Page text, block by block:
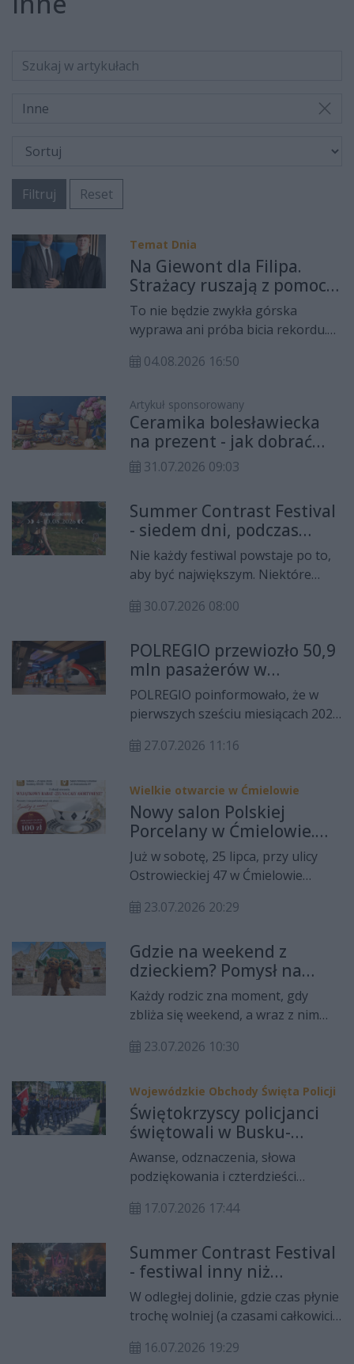
Inne
Filtruj Reset
Temat Dnia
Na Giewont dla Filipa.
Strażacy ruszają z pomocą
13-letniemu druhowi
To nie będzie zwykła górska
wyprawa ani próba bicia rekordu.
Grzegorzowice chce wejść na
umundurowaniu, aby nagłośnić
zbiórkę dla 13-letniego Filipa
Kończaka z Młodzieżowej Drużyny
Pożarniczej OSP Włochy. O
„Temacie Dnia” z jej pomysłodawcą
oraz Grzegorzem Sochą,
wicemarszałkiem województwa
świętokrzyskiego.
04.08.2026 16:50
Artykuł sponsorowany
Ceramika bolesławiecka
na prezent - jak dobrać
naczynie do osoby i okazji?
31.07.2026 09:03
Summer Contrast Festival
- siedem dni, podczas
których muzyka spotyka
ludzi
Nie każdy festiwal powstaje po to,
aby być największym. Niektóre
miejsca wyjątkowego - takiego, do
wracać. Właśnie taka idea stoi za
Summer Contrast Festival -
wydarzeniem, które łączy muzykę
elektroniczną, sztukę, naturę i ludzi
szukających czegoś więcej niż tylko
koncertów. To przestrzeń, gdzie
festiwal staje się doświadczeniem,
które zostaje w pamięci długo po
powrocie do domu.
30.07.2026 08:00
POLREGIO przewiozło 50,9
mln pasażerów w
pierwszym półroczu 2026
roku
POLREGIO poinformowało, że w
pierwszych sześciu miesiącach 2026
skorzystało 50,9 mln pasażerów. To
niż w analogicznym okresie 2025
roku.
27.07.2026 11:16
Wielkie otwarcie w Ćmielowie
Nowy salon Polskiej
Porcelany w Ćmielowie.
Wielkie otwarcie już w
sobotę
Już w sobotę, 25 lipca, przy ulicy
Ostrowieckiej 47 w Ćmielowie
Polskiej Porcelany. Na
rabaty, prezenty, vouchery oraz
kolekcje, które od lat są symbolem
polskiego wzornictwa i
rzemieślniczego kunsztu.
23.07.2026 20:29
Gdzie na weekend z
dzieckiem? Pomysł na
jednodniową wycieczkę do
Magicznych Ogrodów
Każdy rodzic zna moment, gdy
zbliża się weekend, a wraz z nim
weekend z dzieckiem, żeby było
po pięciu minutach? Nic
prostszego, zapraszamy do
Magicznych Ogrodów.
23.07.2026 10:30
Wojewódzkie Obchody Święta Policji
Świętokrzyscy policjanci
świętowali w Busku-
Zdroju. Czterdziestu
nowych funkcjonariuszy
złożyło ślubowanie
Awanse, odznaczenia, słowa
podziękowania i czterdzieści
Przed Tężnią Solankową w Busku-
Obchody Święta Policji. To był dzień
tych, którzy każdego dnia stają na
pierwszej linii walki o
bezpieczeństwo mieszkańców
regionu.
17.07.2026 17:44
Summer Contrast Festival
- festiwal inny niż
wszystkie!
W odległej dolinie, gdzie czas płynie
trochę wolniej (a czasami całkowicie
którego nie znajdziesz na zwykłych
16.07.2026 19:29